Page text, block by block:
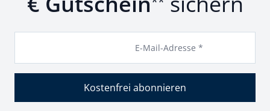
E-Mail-Adresse *
Kostenfrei abonnieren